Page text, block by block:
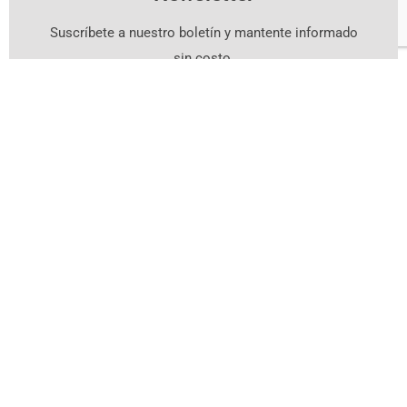
Suscríbete a nuestro boletín y mantente informado
sin costo.